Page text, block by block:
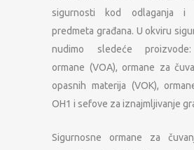
sigurnosti kod odlaganja i
predmeta građana. U okviru
nudimo sledeće
ormane (VOA), ormane za
opasnih materija (VOK),
OH1 i sefove za iznajmljivanje
Sigurnosne ormane za